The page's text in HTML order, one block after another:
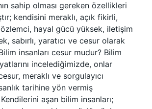
sahip olması gereken özellikleri
kendisini meraklı, açık fikirli,
hayal gücü yüksek, iletişim
sabırlı, yaratıcı ve cesur olarak
insanları cesur mudur? Bilim
incelediğimizde, onlar
meraklı ve sorgulayıcı
tarihine yön vermiş
aşan bilim insanları;